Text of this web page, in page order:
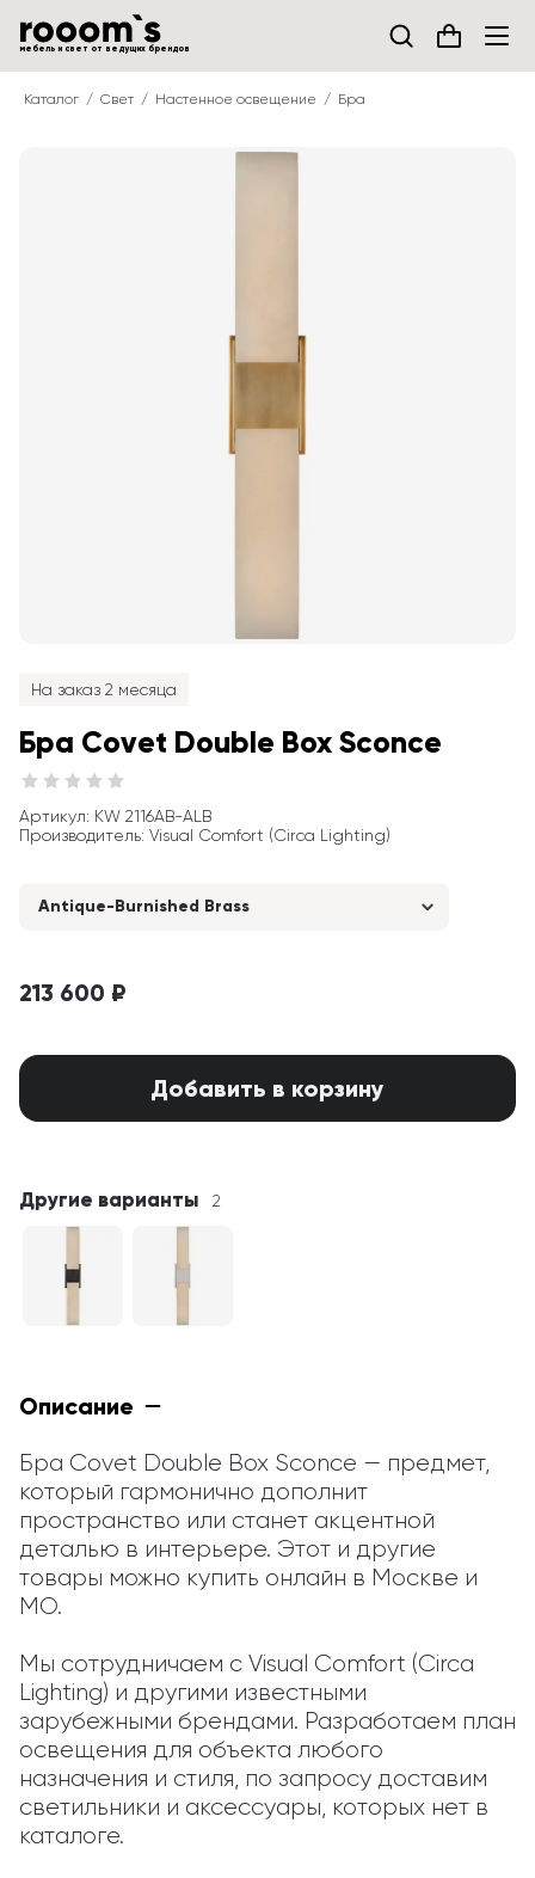
мебель и свет от ведущих брендов
Каталог Свет Настенное освещение Бра
На заказ 2 месяца
Бра Covet Double Box Sconce
Артикул: KW 2116AB-ALB
Производитель: Visual Comfort (Circa Lighting)
Antique-Burnished Brass
213 600 ₽
Добавить в корзину
Другие варианты 2
Описание
Бра Covet Double Box Sconce — предмет,
который гармонично дополнит
пространство или станет акцентной
деталью в интерьере. Этот и другие
товары можно купить онлайн в Москве и
МО.
Мы сотрудничаем с Visual Comfort (Circa
Lighting) и другими известными
зарубежными брендами. Разработаем план
освещения для объекта любого
назначения и стиля, по запросу доставим
светильники и аксессуары, которых нет в
каталоге.